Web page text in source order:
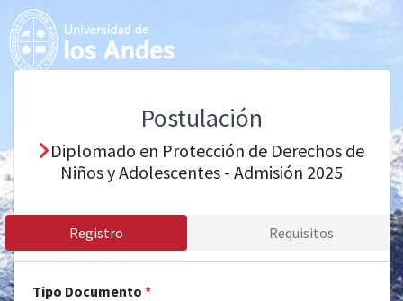
Postulación
Diplomado en Protección de Derechos de
Niños y Adolescentes - Admisión 2025
Registro Requisitos
Tipo Documento *